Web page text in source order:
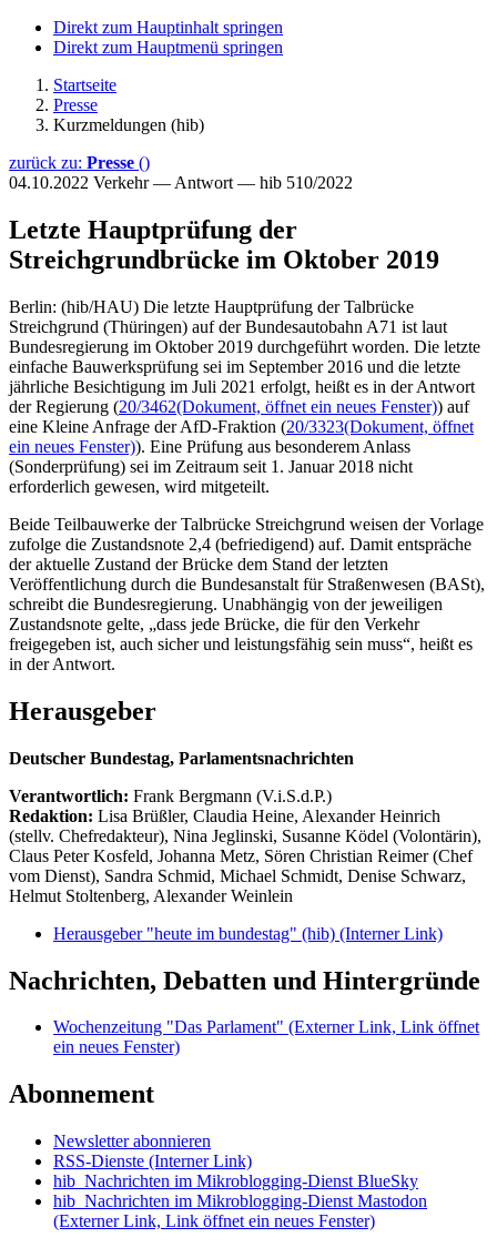
Direkt zum Hauptinhalt springen
Direkt zum Hauptmenü springen
Startseite
Presse
Kurzmeldungen (hib)
zurück zu: Presse ()
04.10.2022 Verkehr — Antwort — hib 510/2022
Letzte Hauptprüfung der
Streichgrundbrücke im Oktober 2019
Berlin: (hib/HAU) Die letzte Hauptprüfung der Talbrücke
Streichgrund (Thüringen) auf der Bundesautobahn A71 ist laut
Bundesregierung im Oktober 2019 durchgeführt worden. Die letzte
einfache Bauwerksprüfung sei im September 2016 und die letzte
jährliche Besichtigung im Juli 2021 erfolgt, heißt es in der Antwort
der Regierung (20/3462(Dokument, öffnet ein neues Fenster)) auf
eine Kleine Anfrage der AfD-Fraktion (20/3323(Dokument, öffnet
ein neues Fenster)). Eine Prüfung aus besonderem Anlass
(Sonderprüfung) sei im Zeitraum seit 1. Januar 2018 nicht
erforderlich gewesen, wird mitgeteilt.
Beide Teilbauwerke der Talbrücke Streichgrund weisen der Vorlage
zufolge die Zustandsnote 2,4 (befriedigend) auf. Damit entspräche
der aktuelle Zustand der Brücke dem Stand der letzten
Veröffentlichung durch die Bundesanstalt für Straßenwesen (BASt),
schreibt die Bundesregierung. Unabhängig von der jeweiligen
Zustandsnote gelte, „dass jede Brücke, die für den Verkehr
freigegeben ist, auch sicher und leistungsfähig sein muss“, heißt es
in der Antwort.
Herausgeber
Deutscher Bundestag, Parlamentsnachrichten
Verantwortlich: Frank Bergmann (V.i.S.d.P.)
Redaktion: Lisa Brüßler, Claudia Heine, Alexander Heinrich
(stellv. Chefredakteur), Nina Jeglinski, Susanne Ködel (Volontärin),
Claus Peter Kosfeld, Johanna Metz, Sören Christian Reimer (Chef
vom Dienst), Sandra Schmid, Michael Schmidt, Denise Schwarz,
Helmut Stoltenberg, Alexander Weinlein
Herausgeber "heute im bundestag" (hib) (Interner Link)
Nachrichten, Debatten und Hintergründe
Wochenzeitung "Das Parlament" (Externer Link, Link öffnet
ein neues Fenster)
Abonnement
Newsletter abonnieren
RSS-Dienste (Interner Link)
hib_Nachrichten im Mikroblogging-Dienst BlueSky
hib_Nachrichten im Mikroblogging-Dienst Mastodon
(Externer Link, Link öffnet ein neues Fenster)